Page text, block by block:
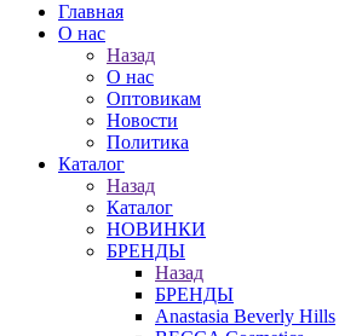
Главная
О нас
Назад
О нас
Оптовикам
Новости
Политика
Каталог
Назад
Каталог
НОВИНКИ
БРЕНДЫ
Назад
БРЕНДЫ
Anastasia Beverly Hills